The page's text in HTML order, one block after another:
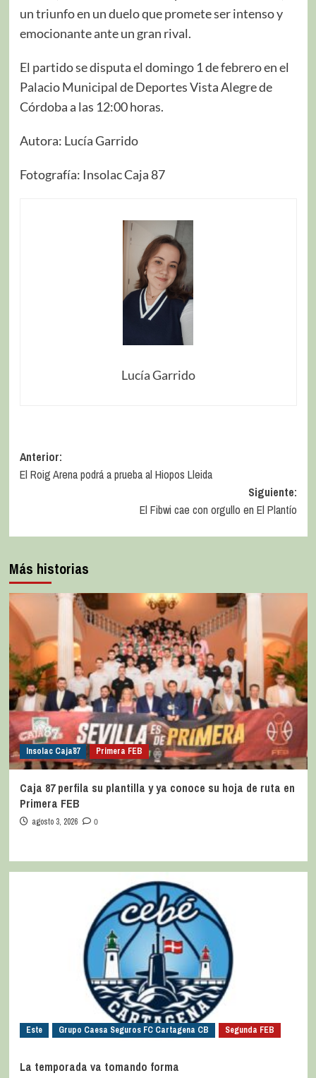
un triunfo en un duelo que promete ser intenso y
emocionante ante un gran rival.
El partido se disputa el domingo 1 de febrero en el
Palacio Municipal de Deportes Vista Alegre de
Córdoba a las 12:00 horas.
Autora: Lucía Garrido
Fotografía: Insolac Caja 87
Lucía Garrido
Anterior:
El Roig Arena podrá a prueba al Hiopos Lleida
Siguiente:
El Fibwi cae con orgullo en El Plantío
Más historias
Insolac Caja´87 Primera FEB
Caja 87 perfila su plantilla y ya conoce su hoja de ruta en
Primera FEB
agosto 3, 2026 0
Este Grupo Caesa Seguros FC Cartagena CB Segunda FEB
La temporada va tomando forma